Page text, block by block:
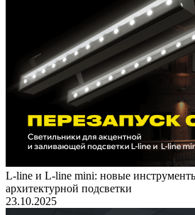
L-line и L-line mini: новые
архитектурной подсветки
23.10.2025